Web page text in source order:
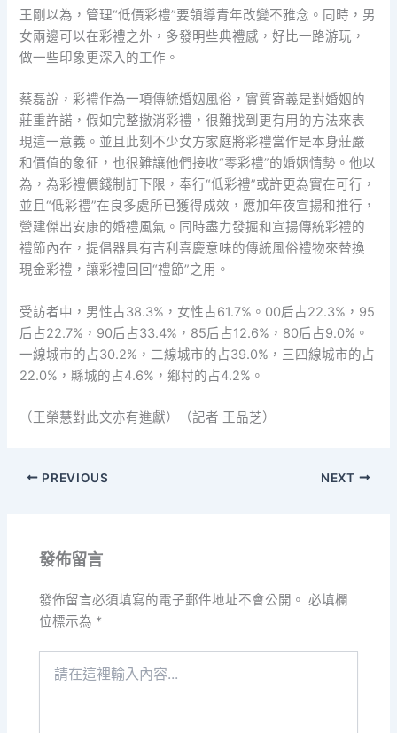
王剛以為，管理“低價彩禮”要領導青年改變不雅念。同時，男
女兩邊可以在彩禮之外，多發明些典禮感，好比一路游玩，
做一些印象更深入的工作。
蔡磊說，彩禮作為一項傳統婚姻風俗，實質寄義是對婚姻的
莊重許諾，假如完整撤消彩禮，很難找到更有用的方法來表
現這一意義。並且此刻不少女方家庭將彩禮當作是本身莊嚴
和價值的象征，也很難讓他們接收“零彩禮”的婚姻情勢。他以
為，為彩禮價錢制訂下限，奉行“低彩禮”或許更為實在可行，
並且“低彩禮”在良多處所已獲得成效，應加年夜宣揚和推行，
營建傑出安康的婚禮風氣。同時盡力發掘和宣揚傳統彩禮的
禮節內在，提倡器具有吉利喜慶意味的傳統風俗禮物來替換
現金彩禮，讓彩禮回回“禮節”之用。
受訪者中，男性占38.3%，女性占61.7%。00后占22.3%，95
后占22.7%，90后占33.4%，85后占12.6%，80后占9.0%。
一線城市的占30.2%，二線城市的占39.0%，三四線城市的占
22.0%，縣城的占4.6%，鄉村的占4.2%。
（王榮慧對此文亦有進獻）（記者 王品芝）
PREVIOUS NEXT
發佈留言
發佈留言必須填寫的電子郵件地址不會公開。 必填欄
位標示為 *